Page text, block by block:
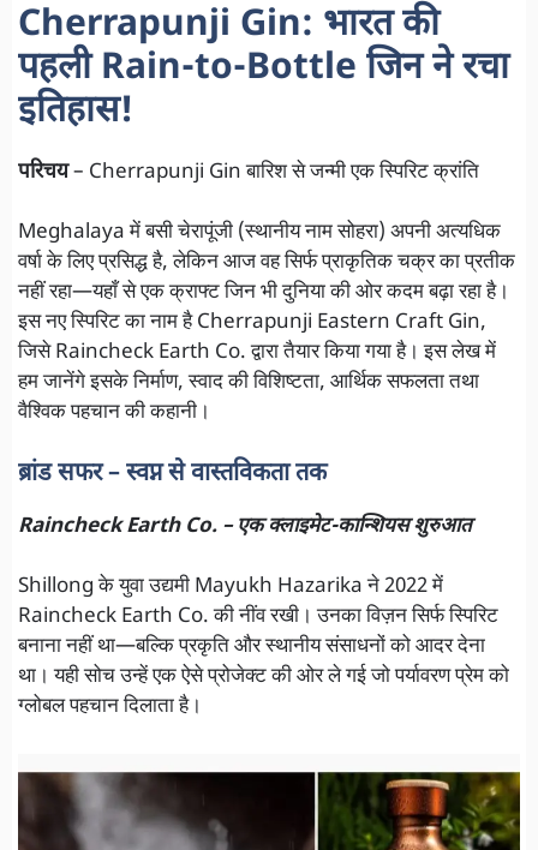
Cherrapunji Gin: भारत की
पहली Rain-to-Bottle जिन ने रचा
इतिहास!
परिचय– Cherrapunji Gin बारिश से जन्मी एक स्पिरिट क्रांति
Meghalaya में बसी चेरापूंजी (स्थानीय नाम सोहरा) अपनी अत्यधिक
वर्षा के लिए प्रसिद्ध है, लेकिन आज वह सिर्फ प्राकृतिक चक्र का प्रतीक
नहीं रहा—यहाँ से एक क्राफ्ट जिन भी दुनिया की ओर कदम बढ़ा रहा है।
इस नए स्पिरिट का नाम है Cherrapunji Eastern Craft Gin,
जिसे Raincheck Earth Co. द्वारा तैयार किया गया है। इस लेख में
हम जानेंगे इसके निर्माण, स्वाद की विशिष्टता, आर्थिक सफलता तथा
वैश्विक पहचान की कहानी।
ब्रांड सफर – स्वप्न से वास्तविकता तक
Raincheck Earth Co. – एक क्लाइमेट-कान्शियस शुरुआत
Shillong के युवा उद्यमी Mayukh Hazarika ने 2022 में
Raincheck Earth Co. की नींव रखी। उनका विज़न सिर्फ स्पिरिट
बनाना नहीं था—बल्कि प्रकृति और स्थानीय संसाधनों को आदर देना
था। यही सोच उन्हें एक ऐसे प्रोजेक्ट की ओर ले गई जो पर्यावरण प्रेम को
ग्लोबल पहचान दिलाता है।